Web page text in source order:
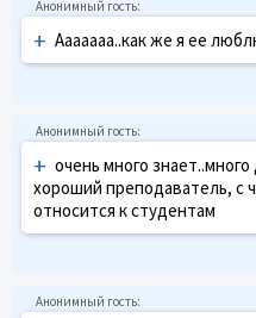
+ Ааааааа..как же я ее
+ очень много
хороший преподаватель, с
относится к студентам